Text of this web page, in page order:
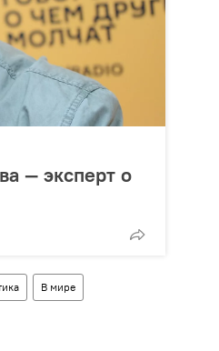
— эксперт о
В мире